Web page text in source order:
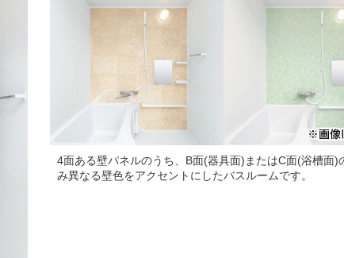
レードアップも可能です！詳しくはこちら
4面ある壁パネルのうち、B面(器具面)またはC面(浴槽面)
み異なる壁色をアクセントにしたバスルームです。